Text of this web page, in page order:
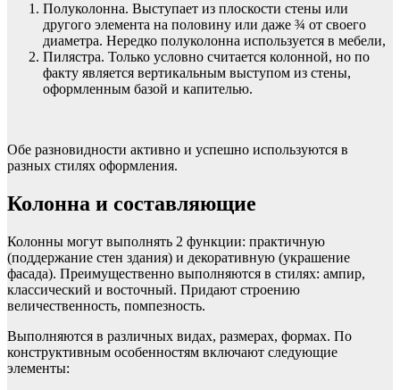
Полуколонна. Выступает из плоскости стены или
другого элемента на половину или даже ¾ от своего
диаметра. Нередко полуколонна используется в мебели,
Пилястра. Только условно считается колонной, но по
факту является вертикальным выступом из стены,
оформленным базой и капителью.
Обе разновидности активно и успешно используются в
разных стилях оформления.
Колонна и составляющие
Колонны могут выполнять 2 функции: практичную
(поддержание стен здания) и декоративную (украшение
фасада). Преимущественно выполняются в стилях: ампир,
классический и восточный. Придают строению
величественность, помпезность.
Выполняются в различных видах, размерах, формах. По
конструктивным особенностям включают следующие
элементы: